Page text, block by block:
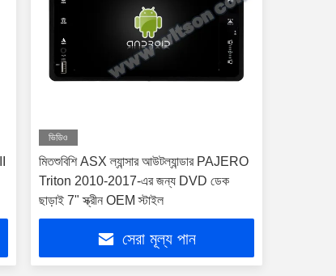
ভিডিও
মিতশুবিশি ASX ল্যান্সার আউটল্যান্ডার PAJERO
Triton 2010-2017-এর জন্য DVD ডেক
ছাড়াই 7" স্ক্রীন OEM স্টাইল
সেরা মূল্য পান